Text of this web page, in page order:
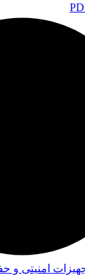
امنیتی و